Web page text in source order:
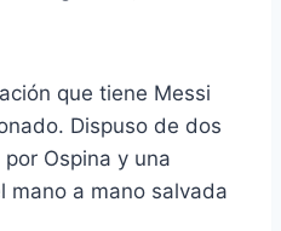
que tiene Messi
Dispuso de dos
Ospina y una
mano a mano salvada